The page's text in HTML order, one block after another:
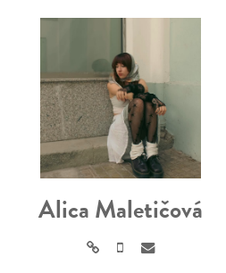
Alica Maletičová